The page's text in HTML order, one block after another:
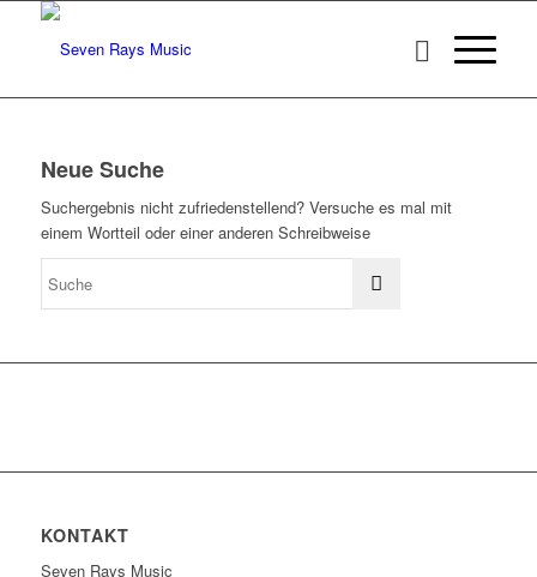
Neue Suche
Suchergebnis nicht zufriedenstellend? Versuche es mal mit
einem Wortteil oder einer anderen Schreibweise
KONTAKT
Seven Rays Music